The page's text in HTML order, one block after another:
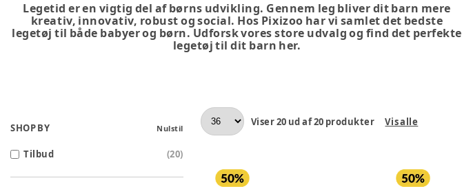
Legetid er en vigtig del af børns udvikling. Gennem leg bliver dit barn mere
kreativ, innovativ, robust og social. Hos Pixizoo har vi samlet det bedste
legetøj til både babyer og børn. Udforsk vores store udvalg og find det perfekte
legetøj til dit barn her.
SHOP BY Nulstil
Tilbud (20)
Viser20 ud af20 produkter Vis alle